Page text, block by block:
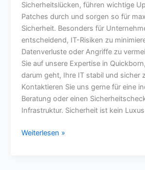
Sicherheitslücken, führen wichtige
Patches durch und sorgen so für
Sicherheit. Besonders für
entscheidend, IT-Risiken zu
Datenverluste oder Angriffe zu
Sie auf unsere Expertise in
darum geht, Ihre IT stabil und sicher
Kontaktieren Sie uns gerne für eine
Beratung oder einen
Infrastruktur. Sicherheit ist kein
#Sicherheit
Weiterlesen »